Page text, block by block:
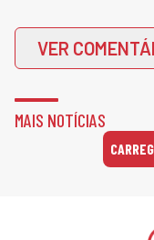
VER
MAIS NOTÍCIAS